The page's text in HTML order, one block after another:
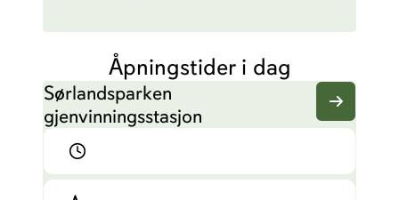
Åpningstider i dag
Sørlandsparken
gjenvinningsstasjon